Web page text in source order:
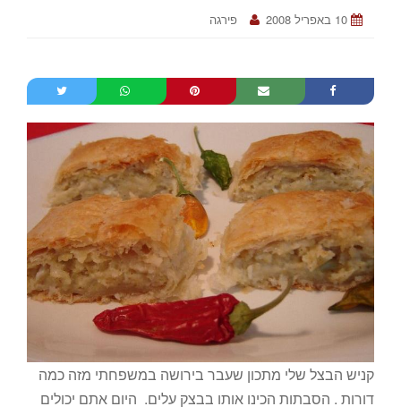
10 באפריל 2008 פירגה
קניש הבצל שלי מתכון שעבר בירושה במשפחתי מזה כמה
דורות . הסבתות הכינו אותו בבצק עלים. היום אתם יכולים